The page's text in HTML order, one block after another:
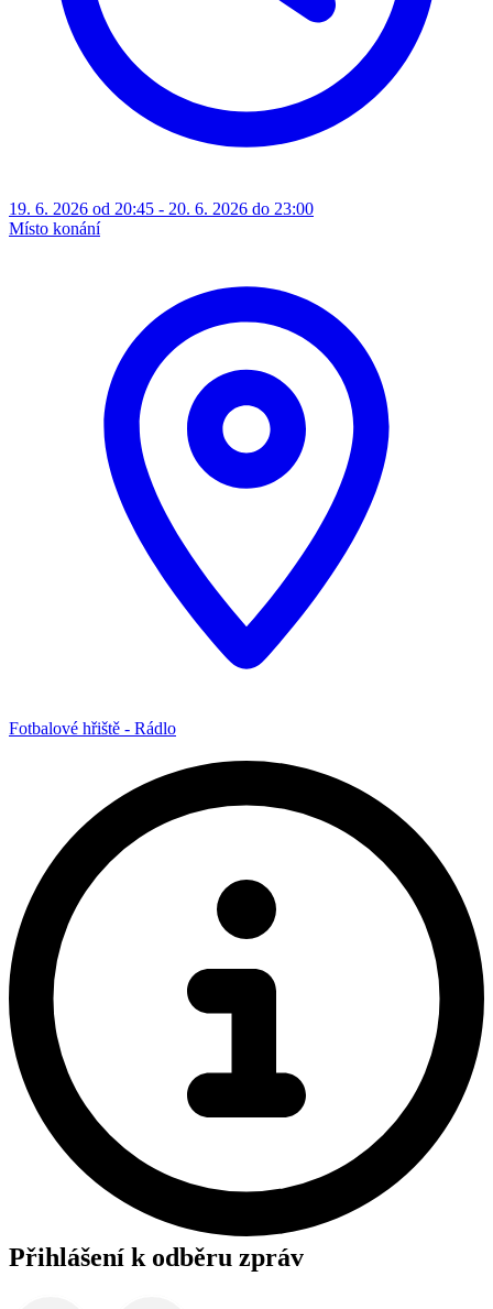
19. 6. 2026 od 20:45 - 20. 6. 2026 do 23:00
Místo konání
Fotbalové hřiště - Rádlo
Přihlášení k odběru zpráv